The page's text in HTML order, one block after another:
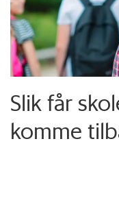
Slik får
komme